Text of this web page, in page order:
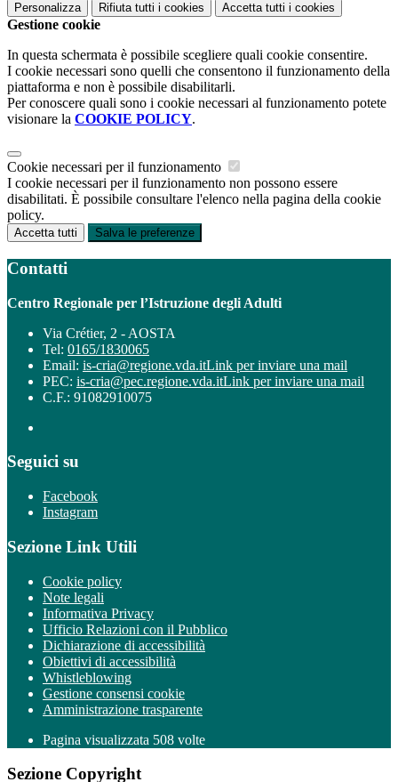
Personalizza Rifiuta tutti i cookies Accetta tutti i cookies
Gestione cookie
In questa schermata è possibile scegliere quali cookie consentire.
I cookie necessari sono quelli che consentono il funzionamento della
piattaforma e non è possibile disabilitarli.
Per conoscere quali sono i cookie necessari al funzionamento potete
visionare la COOKIE POLICY.
Cookie necessari per il funzionamento
I cookie necessari per il funzionamento non possono essere
disabilitati. È possibile consultare l'elenco nella pagina della cookie
policy.
Accetta tutti Salva le preferenze
Contatti
Centro Regionale per l’Istruzione degli Adulti
Via Crétier, 2 - AOSTA
Tel: 0165/1830065
Email: is-cria@regione.vda.itLink per inviare una mail
PEC: is-cria@pec.regione.vda.itLink per inviare una mail
C.F.: 91082910075
Seguici su
Facebook
Instagram
Sezione Link Utili
Cookie policy
Note legali
Informativa Privacy
Ufficio Relazioni con il Pubblico
Dichiarazione di accessibilità
Obiettivi di accessibilità
Whistleblowing
Gestione consensi cookie
Amministrazione trasparente
Pagina visualizzata 508 volte
Sezione Copyright